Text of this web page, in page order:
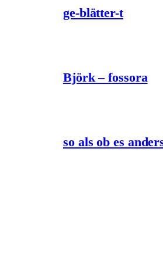
ge-blätter-t
Björk – fossora
so als ob es